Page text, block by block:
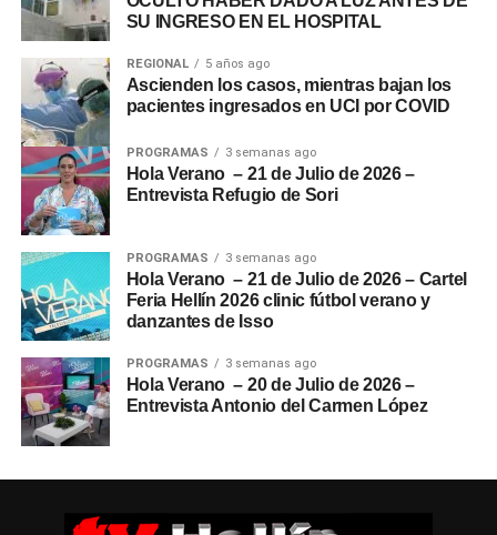
SU INGRESO EN EL HOSPITAL
REGIONAL 5 años ago
Ascienden los casos, mientras bajan los
pacientes ingresados en UCI por COVID
PROGRAMAS 3 semanas ago
Hola Verano – 21 de Julio de 2026 –
Entrevista Refugio de Sori
PROGRAMAS 3 semanas ago
Hola Verano – 21 de Julio de 2026 – Cartel
Feria Hellín 2026 clinic fútbol verano y
danzantes de Isso
PROGRAMAS 3 semanas ago
Hola Verano – 20 de Julio de 2026 –
Entrevista Antonio del Carmen López